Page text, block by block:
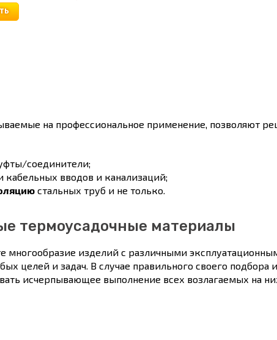
на профессиональное применение, позволяют
соединители;
кабельных вводов и канализаций;
стальных труб и не только.
термоусадочные материалы
многообразие изделий с различными
целей и задач. В случае правильного своего подбора
исчерпывающее выполнение всех возлагаемых на